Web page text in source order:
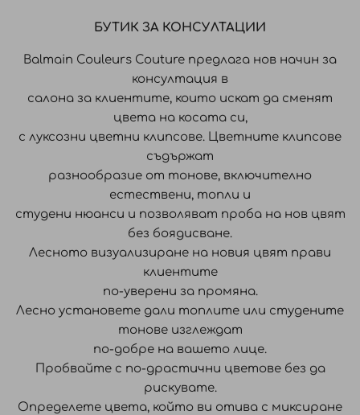
БУТИК ЗА КОНСУЛТАЦИИ
Balmain Couleurs Couture предлага нов начин за
консултация в
салона за клиентите, които искат да сменят
цвета на косата си,
с луксозни цветни клипсове. Цветните клипсове
съдържат
разнообразие от тонове, включително
естествени, топли и
студени нюанси и позволяват проба на нов цвят
без боядисване.
Лесното визуализиране на новия цвят прави
клиентите
по-уверени за промяна.
Лесно установете дали топлите или студените
тонове изглеждат
по-добре на вашето лице.
Пробвайте с по-драстични цветове без да
рискувате.
Определете цвета, който ви отива с миксиране